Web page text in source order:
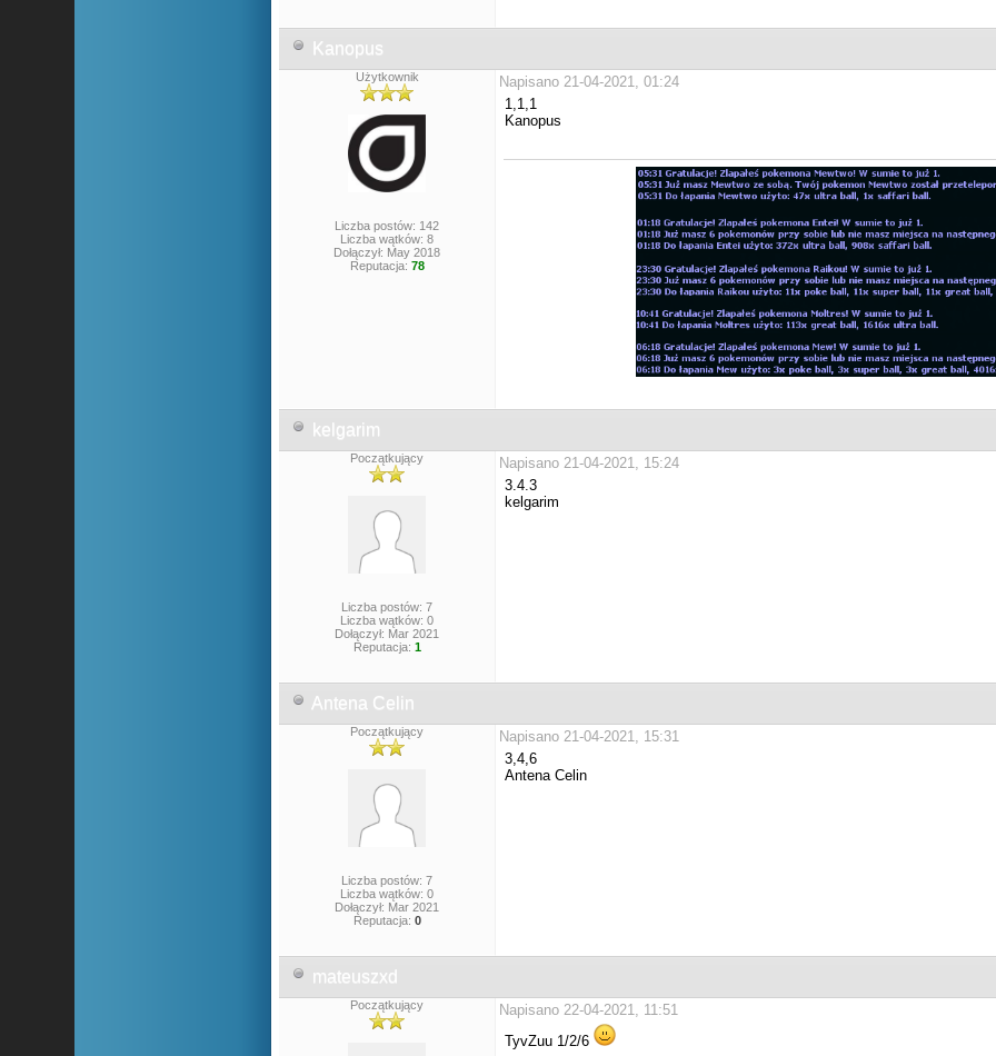
Kanopus
Użytkownik
Liczba postów: 142
Liczba wątków: 8
Dołączył: May 2018
Reputacja: 78
Napisano 21-04-2021, 01:24
1,1,1
Kanopus
kelgarim
Początkujący
Liczba postów: 7
Liczba wątków: 0
Dołączył: Mar 2021
Reputacja: 1
Napisano 21-04-2021, 15:24
3.4.3
kelgarim
Antena Celin
Początkujący
Liczba postów: 7
Liczba wątków: 0
Dołączył: Mar 2021
Reputacja: 0
Napisano 21-04-2021, 15:31
3,4,6
Antena Celin
mateuszxd
Początkujący
Napisano 22-04-2021, 11:51
TyvZuu 1/2/6